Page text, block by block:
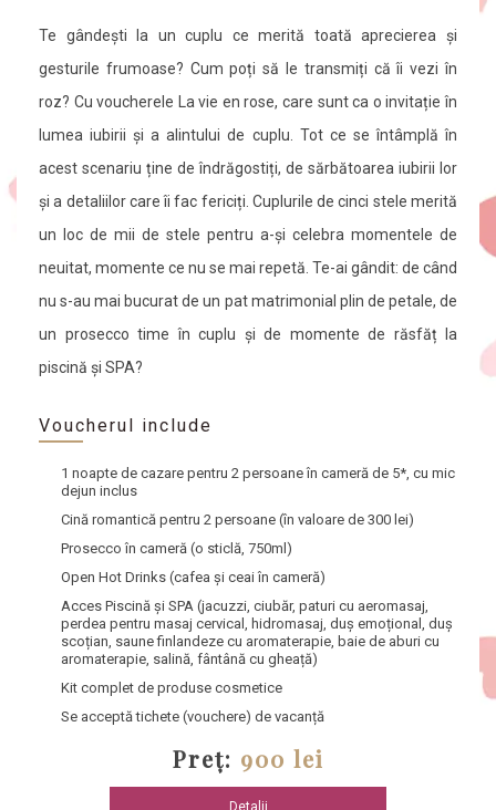
Te gândești la un cuplu ce merită toată aprecierea și
gesturile frumoase? Cum poți să le transmiți că îi vezi în
roz? Cu voucherele La vie en rose, care sunt ca o invitație în
lumea iubirii și a alintului de cuplu. Tot ce se întâmplă în
acest scenariu ține de îndrăgostiți, de sărbătoarea iubirii lor
și a detaliilor care îi fac fericiți. Cuplurile de cinci stele merită
un loc de mii de stele pentru a-și celebra momentele de
neuitat, momente ce nu se mai repetă. Te-ai gândit: de când
nu s-au mai bucurat de un pat matrimonial plin de petale, de
un prosecco time în cuplu și de momente de răsfăț la
piscină și SPA?
Voucherul include
1 noapte de cazare pentru 2 persoane în cameră de 5*, cu mic
dejun inclus
Cină romantică pentru 2 persoane (în valoare de 300 lei)
Prosecco în cameră (o sticlă, 750ml)
Open Hot Drinks (cafea și ceai în cameră)
Acces Piscină și SPA (jacuzzi, ciubăr, paturi cu aeromasaj,
perdea pentru masaj cervical, hidromasaj, duș emoțional, duș
scoțian, saune finlandeze cu aromaterapie, baie de aburi cu
aromaterapie, salină, fântână cu gheață)
Kit complet de produse cosmetice
Se acceptă tichete (vouchere) de vacanță
Preț: 900 lei
Detalii